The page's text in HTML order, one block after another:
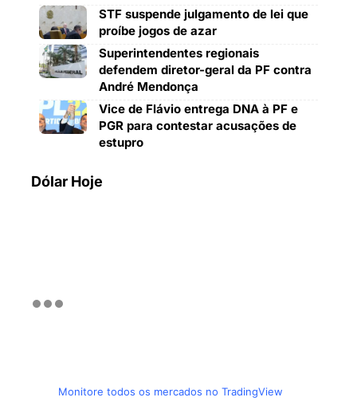
STF suspende julgamento de lei que
proíbe jogos de azar
Superintendentes regionais
defendem diretor-geral da PF contra
André Mendonça
Vice de Flávio entrega DNA à PF e
PGR para contestar acusações de
estupro
Dólar Hoje
Monitore todos os mercados no TradingView